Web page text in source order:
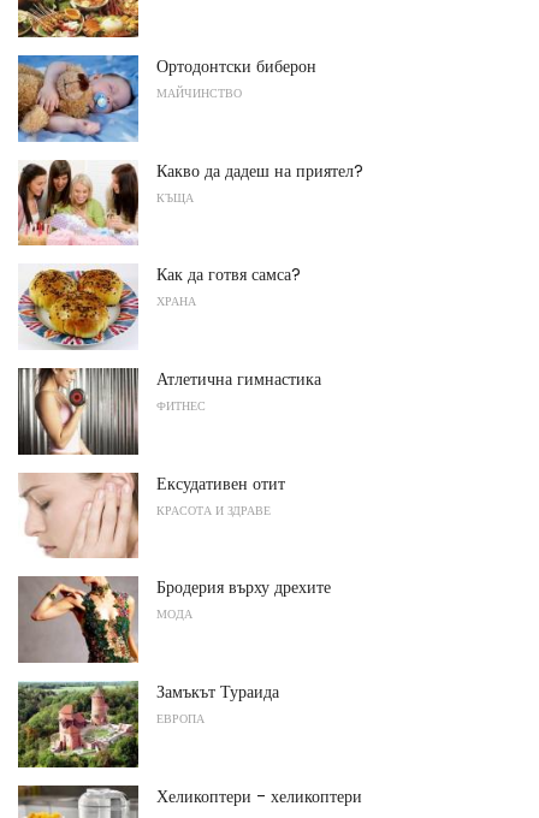
Ортодонтски биберон
МАЙЧИНСТВО
Какво да дадеш на приятел?
КЪЩА
Как да готвя самса?
ХРАНА
Атлетична гимнастика
ФИТНЕС
Ексудативен отит
КРАСОТА И ЗДРАВЕ
Бродерия върху дрехите
МОДА
Замъкът Тураида
ЕВРОПА
Хеликоптери - хеликоптери